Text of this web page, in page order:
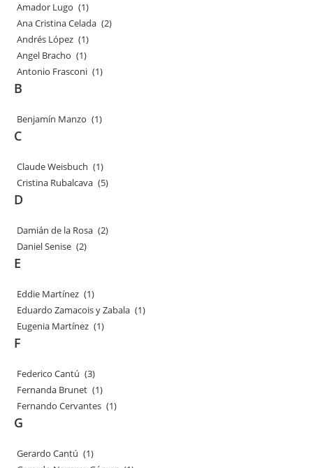
Amador Lugo (1)
Ana Cristina Celada (2)
Andrés López (1)
Angel Bracho (1)
Antonio Frasconi (1)
B
Benjamín Manzo (1)
C
Claude Weisbuch (1)
Cristina Rubalcava (5)
D
Damián de la Rosa (2)
Daniel Senise (2)
E
Eddie Martínez (1)
Eduardo Zamacois y Zabala (1)
Eugenia Martínez (1)
F
Federico Cantú (3)
Fernanda Brunet (1)
Fernando Cervantes (1)
G
Gerardo Cantú (1)